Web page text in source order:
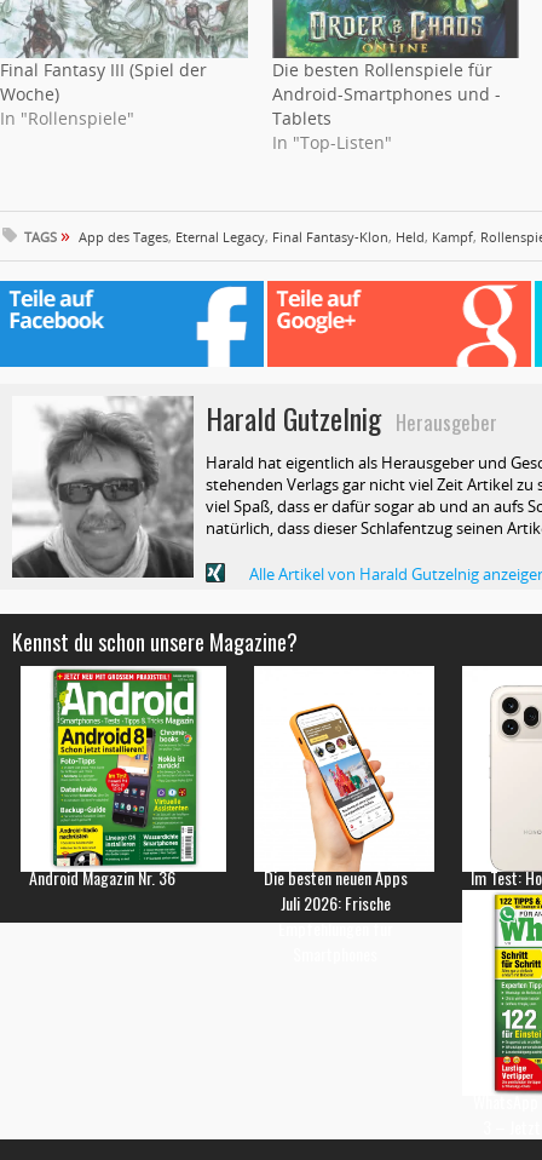
Final Fantasy III (Spiel der
Woche)
In "Rollenspiele"
Die besten Rollenspiele für
Android-Smartphones und -
Tablets
In "Top-Listen"
TAGS » App des Tages, Eternal Legacy, Final Fantasy-Klon, Held, Kampf,
Harald GutzelnigHerausgeber
Harald hat eigentlich als Herausgeber und
stehenden Verlags gar nicht viel Zeit Artikel
viel Spaß, dass er dafür sogar ab und an aufs
natürlich, dass dieser Schlafentzug seinen
Alle Artikel von Harald Gutzelnig
Kennst du schon unsere Magazine?
Android Magazin Nr. 36
Die besten neuen Apps
Juli 2026: Frische
Empfehlungen für
Im Test: